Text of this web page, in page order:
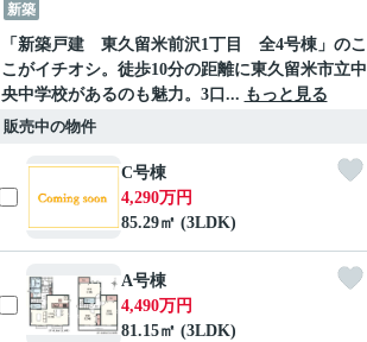
新築
「新築戸建 東久留米前沢1丁目 全4号棟」のこ
こがイチオシ。徒歩10分の距離に東久留米市立中
央中学校があるのも魅力。3口... もっと見る
販売中の物件
C号棟
4,290万円
85.29㎡ (3LDK)
A号棟
4,490万円
81.15㎡ (3LDK)